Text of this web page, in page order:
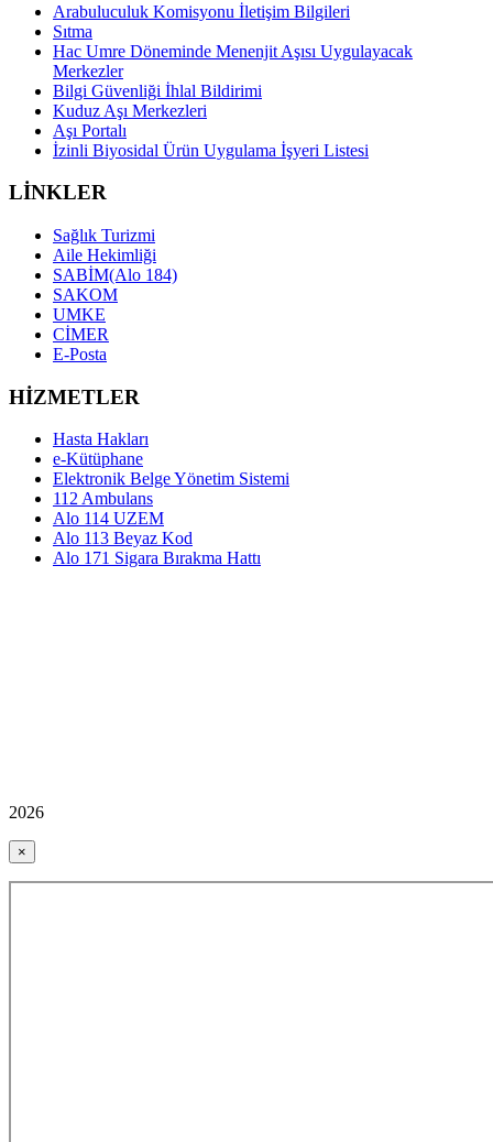
Arabuluculuk Komisyonu İletişim Bilgileri
Sıtma
Hac Umre Döneminde Menenjit Aşısı Uygulayacak
Merkezler
Bilgi Güvenliği İhlal Bildirimi
Kuduz Aşı Merkezleri
Aşı Portalı
İzinli Biyosidal Ürün Uygulama İşyeri Listesi
LİNKLER
Sağlık Turizmi
Aile Hekimliği
SABİM(Alo 184)
SAKOM
UMKE
CİMER
E-Posta
HİZMETLER
Hasta Hakları
e-Kütüphane
Elektronik Belge Yönetim Sistemi
112 Ambulans
Alo 114 UZEM
Alo 113 Beyaz Kod
Alo 171 Sigara Bırakma Hattı
2026
×